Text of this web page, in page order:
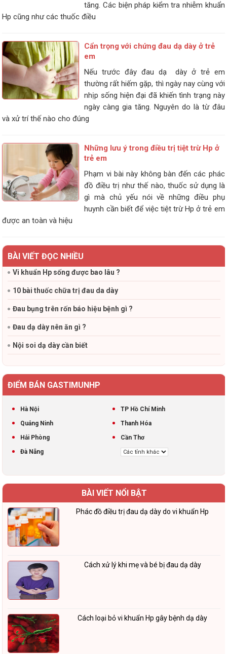
tăng. Các biện pháp kiểm tra nhiễm khuẩn
Hp cũng như các thuốc điều
Cẩn trọng với chứng đau dạ dày ở trẻ
em
Nếu trước đây đau dạ dày ở trẻ em
thường rất hiếm gặp, thì ngày nay cùng với
nhịp sống hiện đại đã khiến tình trạng này
ngày càng gia tăng. Nguyên do là từ đâu
và xử trí thế nào cho đúng
Những lưu ý trong điều trị tiệt trừ Hp ở
trẻ em
Phạm vi bài này không bàn đến các phác
đồ điều trị như thế nào, thuốc sử dụng là
gì mà chủ yếu nói về những điều phụ
huynh cần biết để việc tiệt trừ Hp ở trẻ em
được an toàn và hiệu
BÀI VIẾT ĐỌC NHIỀU
Vi khuẩn Hp sống được bao lâu ?
10 bài thuốc chữa trị đau da dày
Đau bụng trên rốn báo hiệu bệnh gì ?
Đau dạ dày nên ăn gì ?
Nội soi dạ dày cần biết
ĐIỂM BÁN GASTIMUNHP
Hà Nội
TP Hồ Chí Minh
Quảng Ninh
Thanh Hóa
Hải Phòng
Cần Thơ
Đà Nẵng
BÀI VIẾT NỔI BẬT
Phác đồ điều trị đau dạ dày do vi khuẩn Hp
Cách xử lý khi mẹ và bé bị đau dạ dày
Cách loại bỏ vi khuẩn Hp gây bệnh dạ dày